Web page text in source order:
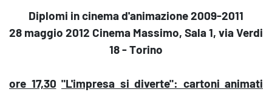
Diplomi in cinema d'animazione 2009-2011
28 maggio 2012 Cinema Massimo, Sala 1, via Verdi
18 - Torino
ore 17,30 "L'impresa si diverte": cartoni animati